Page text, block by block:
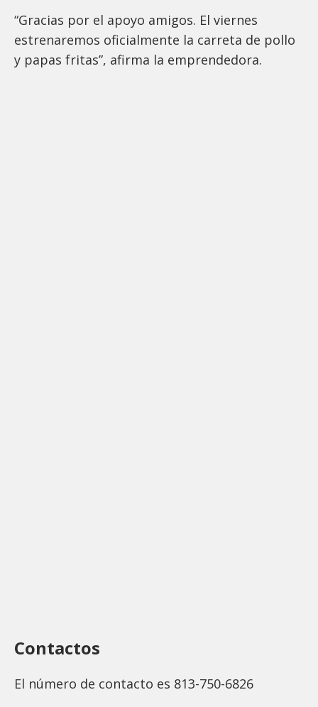
“Gracias por el apoyo amigos. El viernes
estrenaremos oficialmente la carreta de pollo
y papas fritas”, afirma la emprendedora.
Contactos
El número de contacto es 813-750-6826